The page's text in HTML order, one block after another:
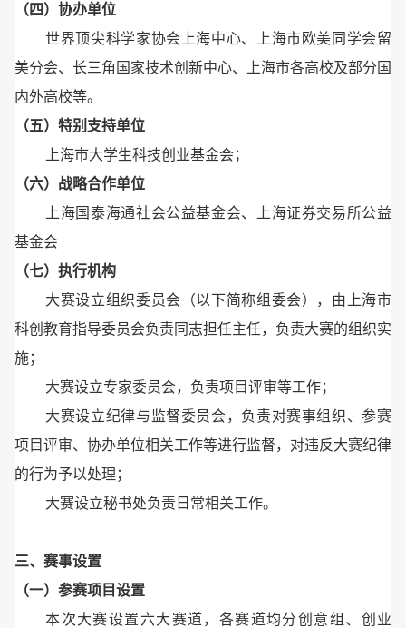
（四）协办单位
世界顶尖科学家协会上海中心、上海市欧美同学会留
美分会、长三角国家技术创新中心、上海市各高校及部分国
内外高校等。
（五）特别支持单位
上海市大学生科技创业基金会；
（六）战略合作单位
上海国泰海通社会公益基金会、上海证券交易所公益
基金会
（七）执行机构
大赛设立组织委员会（以下简称组委会），由上海市
科创教育指导委员会负责同志担任主任，负责大赛的组织实
施；
大赛设立专家委员会，负责项目评审等工作；
大赛设立纪律与监督委员会，负责对赛事组织、参赛
项目评审、协办单位相关工作等进行监督，对违反大赛纪律
的行为予以处理；
大赛设立秘书处负责日常相关工作。
三、赛事设置
（一）参赛项目设置
本次大赛设置六大赛道，各赛道均分创意组、创业